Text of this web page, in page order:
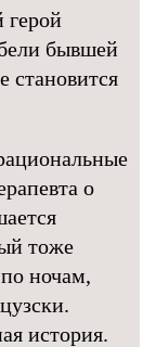
герой
бывшей
становится
о
тоже
ночам,
история.